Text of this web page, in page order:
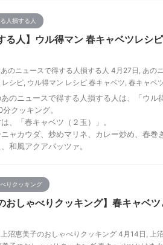
人損する人
る人】ウル得マン 春キャベツレシ
あのニュースで得する人損する人 4月27日 , あの
レシピ, ウル得マン レシピ 春キャベツ, 春キャベ
のニュースで得する人損する人は、「ウル
クッキング。
、「春キャベツ（２玉）」。
ニャカウダ、炒めマリネ、カレー炒め、春巻
和風アクアパッツァ。
りクッキング
おしゃべりクッキング】春キャベ
上沼恵美子のおしゃべりクッキング 4月14日 , 上